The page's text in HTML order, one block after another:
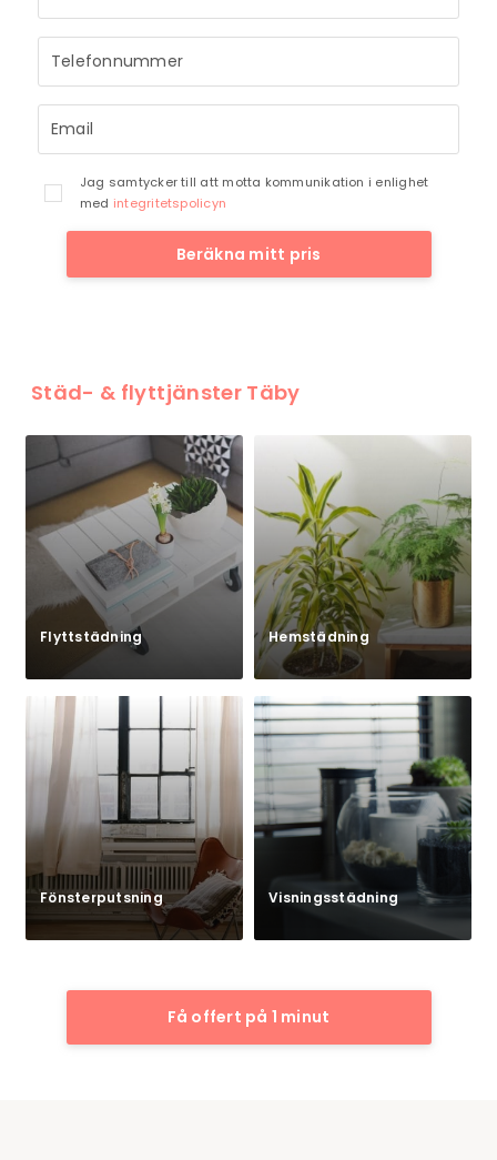
till dig så snart vi har möjlighet.
Jag samtycker till att motta kommunikation i enlighet
med integritetspolicyn
Beräkna mitt pris
Städ- & flyttjänster Täby
Flyttstädning Hemstädning
Fönsterputsning Visningsstädning
Få offert på 1 minut